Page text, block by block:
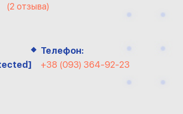
(2 отзыва)
Телефон:
+38 (093) 364-92-23